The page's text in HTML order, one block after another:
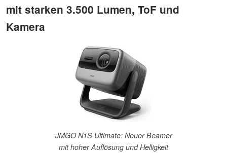
mit starken 3.500 Lumen, ToF und
Kamera
JMGO N1S Ultimate: Neuer Beamer
mit hoher Auflösung und Helligkeit